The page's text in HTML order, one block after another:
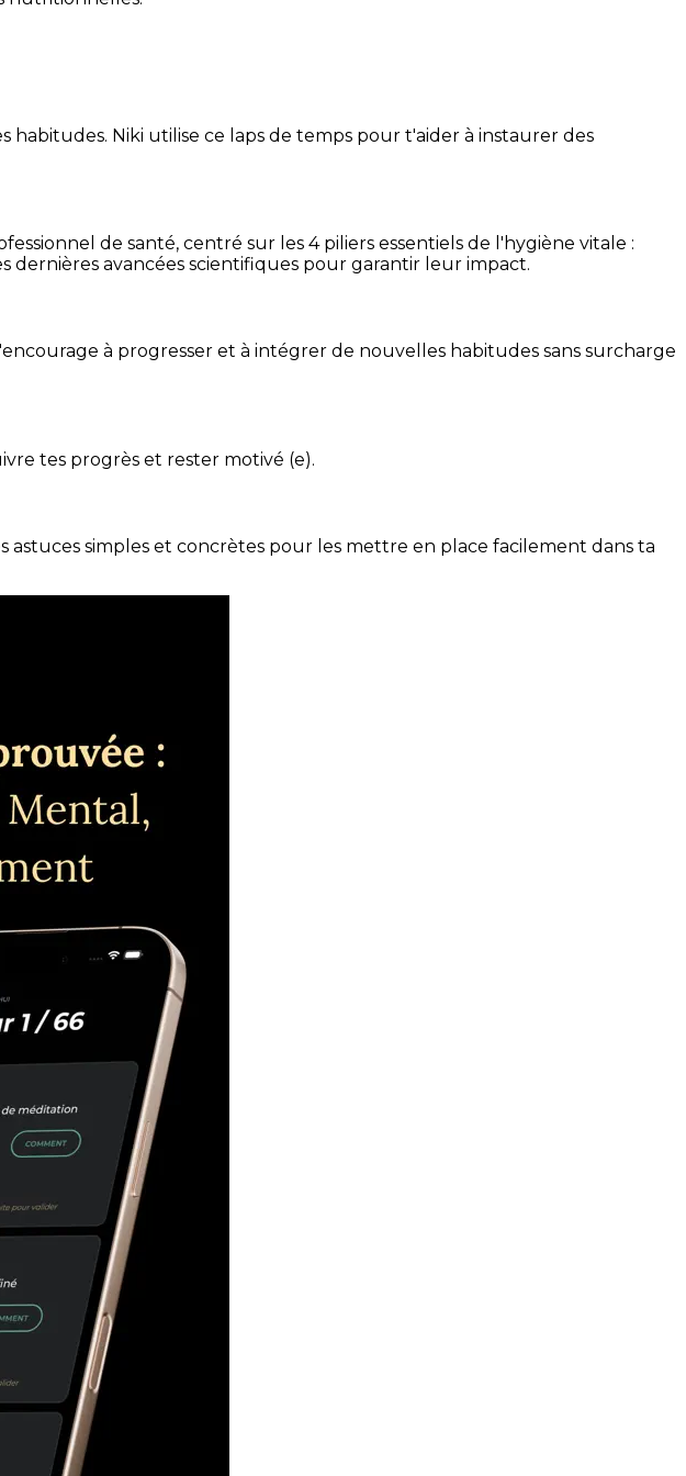
Niki utilise ce laps de temps pour t'aider à instaurer des
de santé, centré sur les 4 piliers essentiels de l'hygiène vitale :
dernières avancées scientifiques pour garantir leur impact.
à progresser et à intégrer de nouvelles habitudes sans surcharge
tes progrès et rester motivé (e).
simples et concrètes pour les mettre en place facilement dans ta